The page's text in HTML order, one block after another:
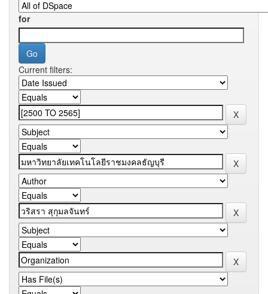
for
Current filters: